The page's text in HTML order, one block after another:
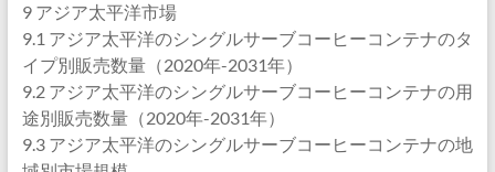
9 アジア太平洋市場
9.1 アジア太平洋のシングルサーブコーヒーコンテナのタ
イプ別販売数量（2020年-2031年）
9.2 アジア太平洋のシングルサーブコーヒーコンテナの用
途別販売数量（2020年-2031年）
9.3 アジア太平洋のシングルサーブコーヒーコンテナの地